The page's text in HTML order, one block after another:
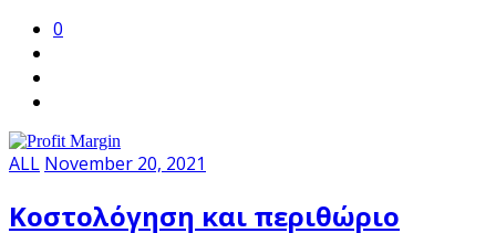
0
ALL November 20, 2021
Κοστολόγηση και περιθώριο